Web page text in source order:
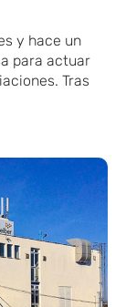
y hace un
para actuar
Tras